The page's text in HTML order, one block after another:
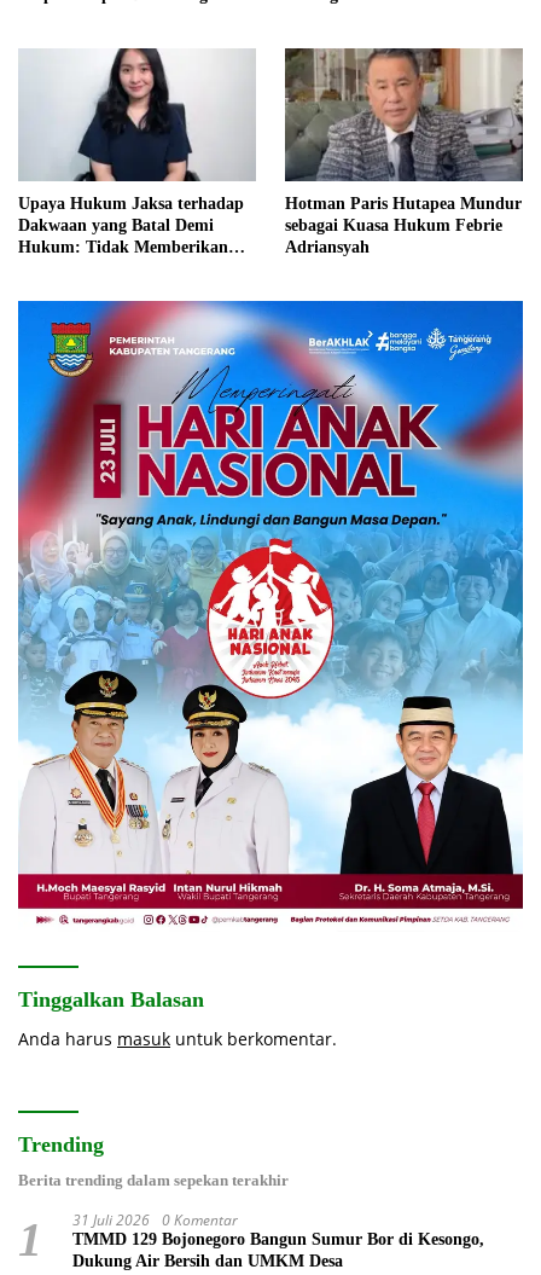
Upaya Hukum Jaksa terhadap
Dakwaan yang Batal Demi
Hukum: Tidak Memberikan
Hotman Paris Hutapea Mundur
sebagai Kuasa Hukum Febrie
Adriansyah
Tinggalkan Balasan
Anda harus masuk untuk berkomentar.
Trending
Berita trending dalam sepekan terakhir
1 31 Juli 2026 0 Komentar
TMMD 129 Bojonegoro Bangun Sumur Bor di Kesongo,
Dukung Air Bersih dan UMKM Desa